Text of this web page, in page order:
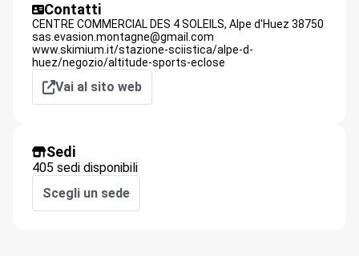
Contatti
CENTRE COMMERCIAL DES 4 SOLEILS, Alpe d'Huez 38750
sas.evasion.montagne@gmail.com
www.skimium.it/stazione-sciistica/alpe-d-
huez/negozio/altitude-sports-eclose
Vai al sito web
Sedi
405 sedi disponibili
Scegli un sede